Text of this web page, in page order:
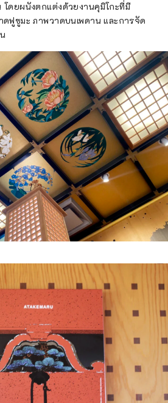
ดยผนังตกแต่งด้วยงานคุมิโกะที่มี
ฟูซูมะ ภาพวาดบนเพดาน และการจัด